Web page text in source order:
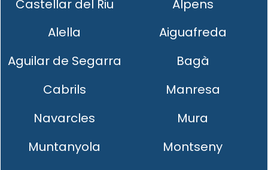
Castellar del Riu
Alpens
Alella
Aiguafreda
Aguilar de Segarra
Bagà
Cabrils
Manresa
Navarcles
Mura
Muntanyola
Montseny